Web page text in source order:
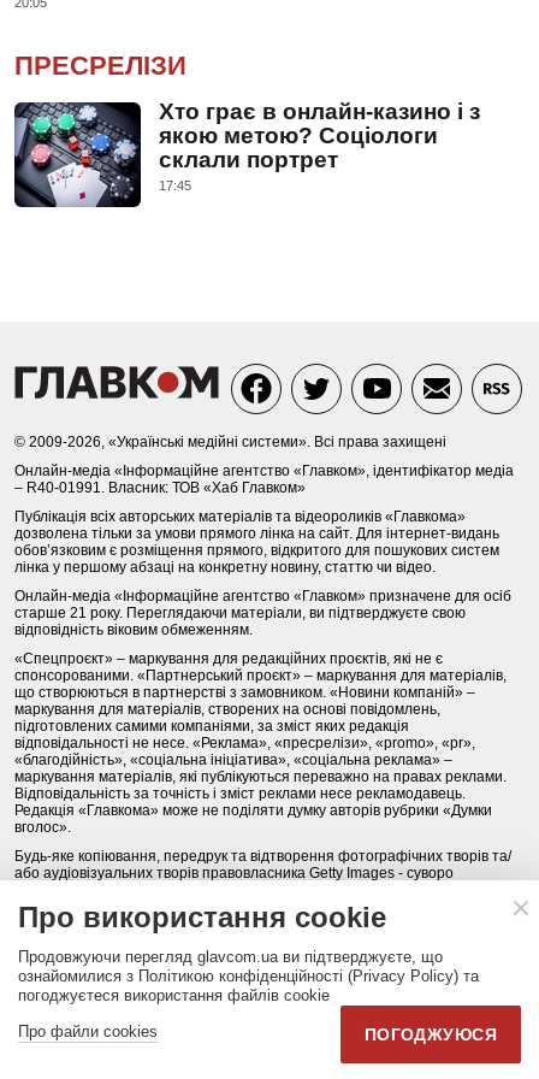
ПРЕСРЕЛІЗИ
Хто грає в онлайн-казино і з
якою метою? Соціологи
склали портрет
17:45
© 2009-2026, «Українські медійні системи». Всі права захищені
Онлайн-медіа «Інформаційне агентство «Главком», ідентифікатор медіа
– R40-01991. Власник: ТОВ «Хаб Главком»
Публікація всіх авторських матеріалів та відеороликів «Главкома»
дозволена тільки за умови прямого лінка на сайт. Для інтернет-видань
обов’язковим є розміщення прямого, відкритого для пошукових систем
лінка у першому абзаці на конкретну новину, статтю чи відео.
Онлайн-медіа «Інформаційне агентство «Главком» призначене для осіб
старше 21 року. Переглядаючи матеріали, ви підтверджуєте свою
відповідність віковим обмеженням.
«Спецпроєкт» – маркування для редакційних проєктів, які не є
спонсорованими. «Партнерський проєкт» – маркування для матеріалів,
що створюються в партнерстві з замовником. «Новини компаній» –
маркування для матеріалів, створених на основі повідомлень,
підготовлених самими компаніями, за зміст яких редакція
відповідальності не несе. «Реклама», «пресрелізи», «promo», «pr»,
«благодійність», «соціальна ініціатива», «соціальна реклама» –
маркування матеріалів, які публікуються переважно на правах реклами.
Відповідальність за точність і зміст реклами несе рекламодавець.
Редакція «Главкома» може не поділяти думку авторів рубрики «Думки
вголос».
Будь-яке копіювання, передрук та відтворення фотографічних творів та/
або аудіовізуальних творів правовласника Getty Images - суворо
Політика конфіденційності (Privacy Policy). Правила сайту
КОНТАКТИ НАША КОМАНДА АРХІВ
Партнери:DepositPhotos.com,opendatabot.ua
Про використання cookie
Продовжуючи перегляд glavcom.ua ви підтверджуєте, що
ознайомилися з Політикою конфіденційності (Privacy Policy) та
погоджуєтеся використання файлів cookie
Про файли cookies
ПОГОДЖУЮСЯ